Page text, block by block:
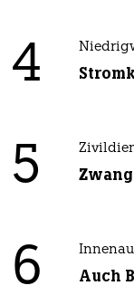
4
5
6 Auch